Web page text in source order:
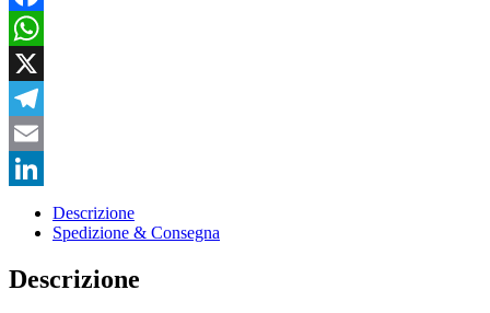
Facebook
WhatsApp
X
Telegram
Email
LinkedIn
Descrizione
Spedizione & Consegna
Descrizione